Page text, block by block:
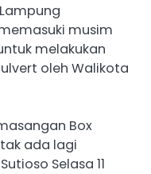
musim
melakukan
oleh Walikota
Box
ada lagi
Selasa 11